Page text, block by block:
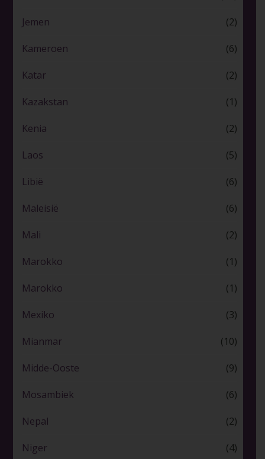
Jemen (2)
Kameroen (6)
Katar (2)
Kazakstan (1)
Kenia (2)
Laos (5)
Libië (6)
Maleisië (6)
Mali (2)
Marokko (1)
Marokko (1)
Mexiko (3)
Mianmar (10)
Midde-Ooste (9)
Mosambiek (6)
Nepal (2)
Niger (4)